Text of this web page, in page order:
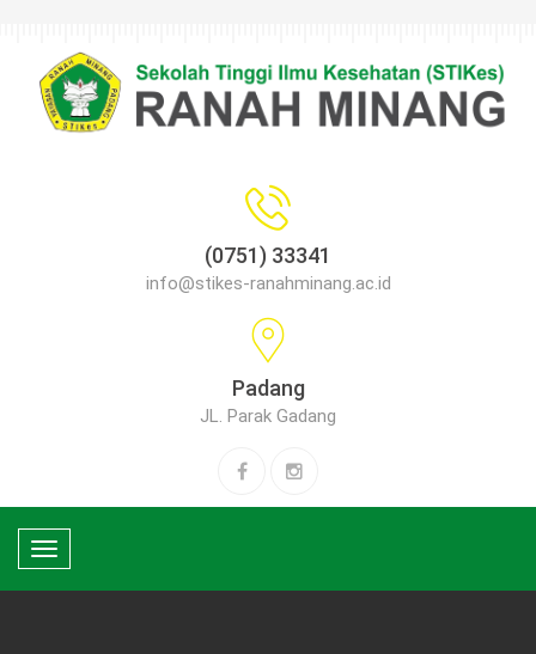
(0751) 33341
info@stikes-ranahminang.ac.id
Padang
JL. Parak Gadang
Toggle
navigation